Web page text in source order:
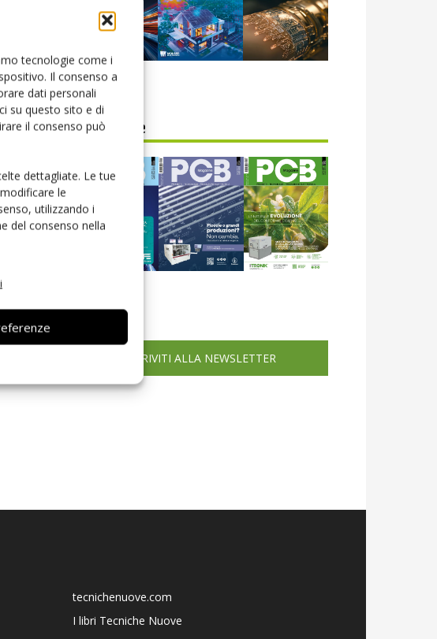
tecnologie come i
Il consenso a
dati personali
su questo sito e di
il consenso può
dettagliate. Le tue
le
utilizzando i
del consenso nella
Edicola web
PCB Magazine
ISCRIVITI ALLA NEWSLETTER
tecnichenuove.com
I libri Tecniche Nuove